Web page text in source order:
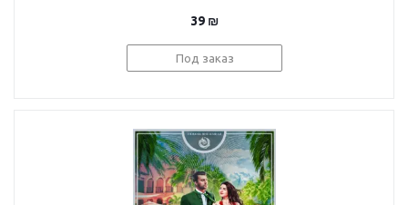
39 ₪
Под заказ